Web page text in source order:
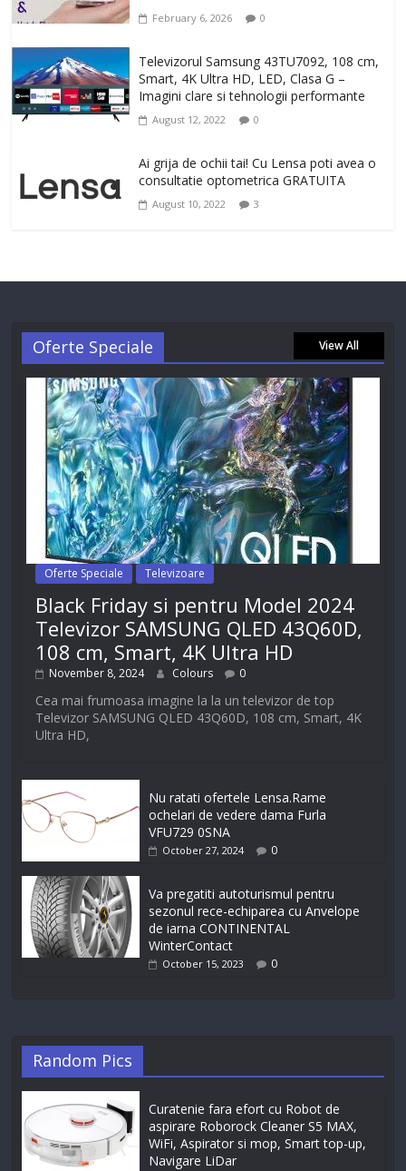
February 6, 2026 0
Televizorul Samsung 43TU7092, 108 cm,
Smart, 4K Ultra HD, LED, Clasa G –
Imagini clare si tehnologii performante
August 12, 2022 0
Ai grija de ochii tai! Cu Lensa poti avea o
consultatie optometrica GRATUITA
August 10, 2022 3
Oferte Speciale View All
Oferte Speciale Televizoare
Black Friday si pentru Model 2024
Televizor SAMSUNG QLED 43Q60D,
108 cm, Smart, 4K Ultra HD
November 8, 2024 Colours 0
Cea mai frumoasa imagine la la un televizor de top
Televizor SAMSUNG QLED 43Q60D, 108 cm, Smart, 4K
Ultra HD,
Nu ratati ofertele Lensa.Rame
ochelari de vedere dama Furla
VFU729 0SNA
October 27, 2024 0
Va pregatiti autoturismul pentru
sezonul rece-echiparea cu Anvelope
de iarna CONTINENTAL
WinterContact
October 15, 2023 0
Random Pics
Curatenie fara efort cu Robot de
aspirare Roborock Cleaner S5 MAX,
WiFi, Aspirator si mop, Smart top-up,
Navigare LiDar